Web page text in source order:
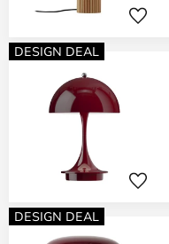
DESIGN DEAL
DESIGN DEAL